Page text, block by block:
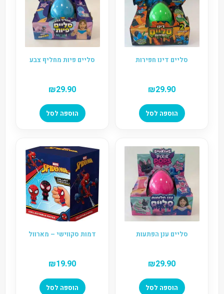
סליים דינו חפירות
₪29.90
הוספה לסל
סליים פיות מחליף צבע
₪29.90
הוספה לסל
סליים ענן הפתעות
₪29.90
הוספה לסל
דמות סקווישי – מארוול
₪19.90
הוספה לסל